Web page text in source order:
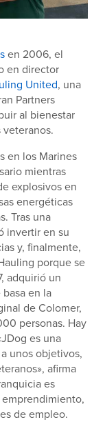
en 2006, el
en director
United, una
Partners
al bienestar
en los Marines
mientras
explosivos en
energéticas
Tras una
invertir en su
y, finalmente,
porque se
adquirió un
en la
de Colomer,
personas. Hay
es una
unos objetivos,
afirma
es
de empleo.